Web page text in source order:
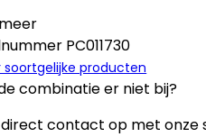
PC011730
soortgelijke producten
combinatie er niet bij?
contact op met onze